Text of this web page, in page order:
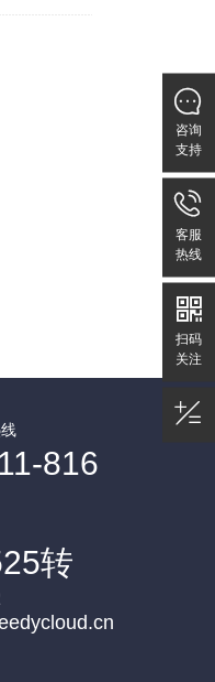
816
转

咨询
支持

客服
热线

扫码
关注
